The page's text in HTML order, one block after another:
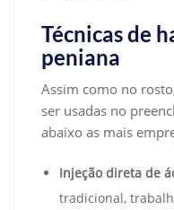
Técnicas de
peniana
Assim como no
ser usadas no
abaixo as mais
Injeção direta de
tradicional,